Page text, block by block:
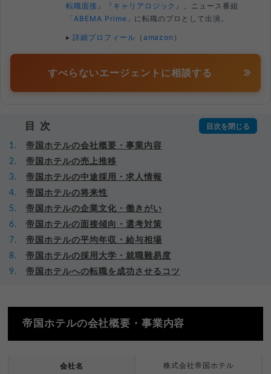
転職面接』
『キャリアロジック』
。ニュース番組
「ABEMA Prime」 に転職のプロとして出演。
▸ 詳細プロフィール （ amazon ）
すべらないエージェントに相談する
目次
帝国ホテルの会社概要・事業内容
帝国ホテルの売上推移
帝国ホテルの中途採用・求人情報
帝国ホテルの将来性
帝国ホテルの企業文化・働きがい
帝国ホテルの面接傾向・選考対策
帝国ホテルの平均年収・給与相場
帝国ホテルの採用大学・就職難易度
帝国ホテルへの転職を成功させるコツ
帝国ホテルの会社概要・事業内容
会社名 株式会社帝国ホテル